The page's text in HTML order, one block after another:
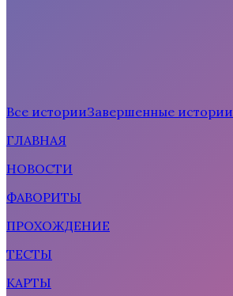
Все историиЗавершенные истории
ГЛАВНАЯ
НОВОСТИ
ФАВОРИТЫ
ПРОХОЖДЕНИЕ
ТЕСТЫ
КАРТЫ